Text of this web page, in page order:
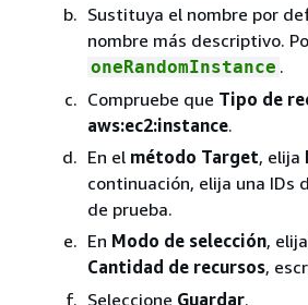
Sustituya el nombre por
nombre más descriptivo.
oneRandomInstance .
Compruebe que Tipo de
aws:ec2:instance.
En el método Target, elija
continuación, elija una IDs
de prueba.
En Modo de selección, elija
Cantidad de recursos,
Seleccione Guardar.